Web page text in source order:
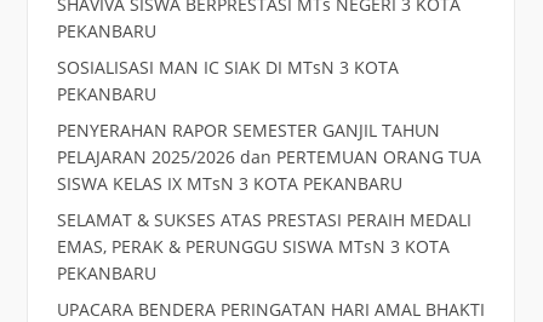
PEKANBARU
SOSIALISASI MAN IC SIAK DI MTsN 3 KOTA
PEKANBARU
PENYERAHAN RAPOR SEMESTER GANJIL TAHUN
PELAJARAN 2025/2026 dan PERTEMUAN ORANG TUA
SISWA KELAS IX MTsN 3 KOTA PEKANBARU
SELAMAT & SUKSES ATAS PRESTASI PERAIH MEDALI
EMAS, PERAK & PERUNGGU SISWA MTsN 3 KOTA
PEKANBARU
UPACARA BENDERA PERINGATAN HARI AMAL BHAKTI